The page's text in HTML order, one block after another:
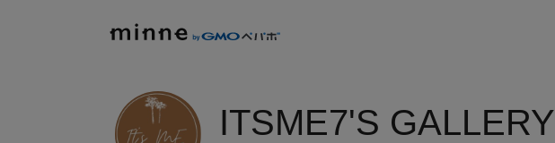
ITSME7'S GALLERY